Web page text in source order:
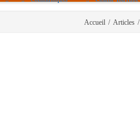
Accueil / Articles /